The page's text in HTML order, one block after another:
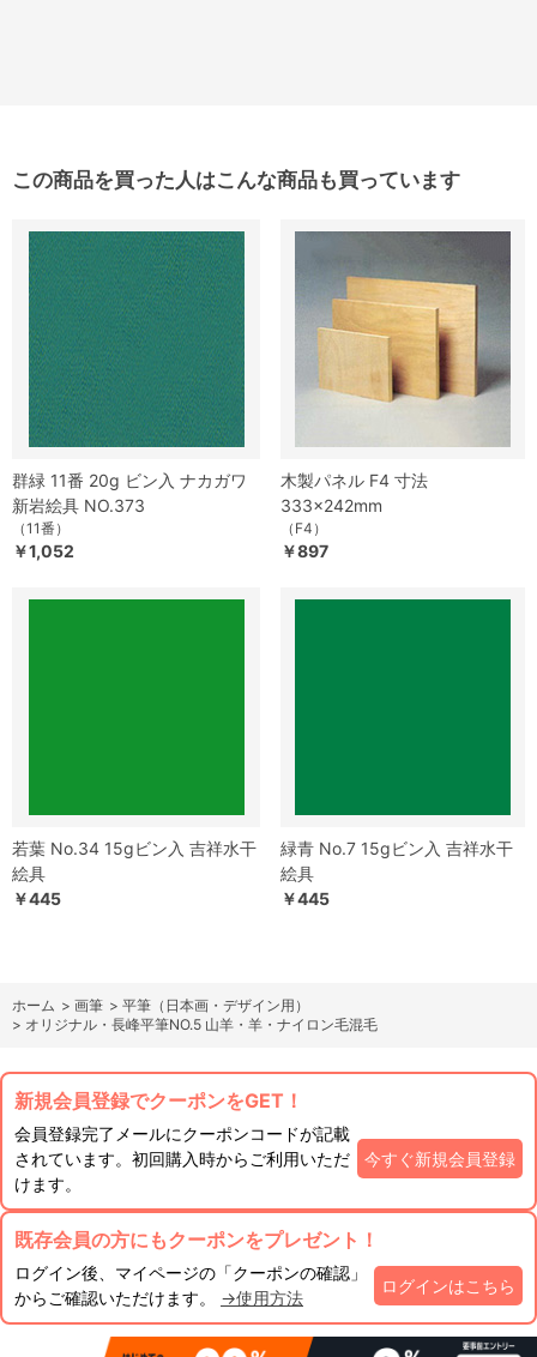
この商品を買った人はこんな商品も買っています
群緑 11番 20g ビン入 ナカガワ
新岩絵具 NO.373
（11番）
￥1,052
木製パネル F4 寸法
333×242mm
（F4）
￥897
若葉 No.34 15gビン入 吉祥水干
絵具
￥445
緑青 No.7 15gビン入 吉祥水干
絵具
￥445
ホーム > 画筆 > 平筆（日本画・デザイン用）
> オリジナル・長峰平筆NO.5 山羊・羊・ナイロン毛混毛
新規会員登録でクーポンをGET！
会員登録完了メールにクーポンコードが記載
されています。初回購入時からご利用いただ
けます。
今すぐ新規会員登録
既存会員の方にもクーポンをプレゼント！
ログイン後、マイページの「クーポンの確認」
からご確認いただけます。 →使用方法
ログインはこちら